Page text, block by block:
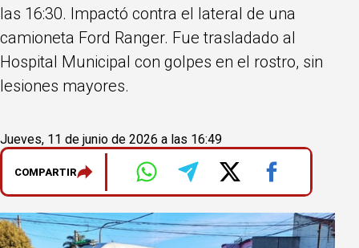
las 16:30. Impactó contra el lateral de una
camioneta Ford Ranger. Fue trasladado al
Hospital Municipal con golpes en el rostro, sin
lesiones mayores.
Jueves, 11 de junio de 2026 a las 16:49
COMPARTIR